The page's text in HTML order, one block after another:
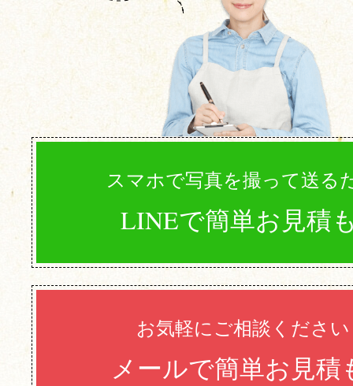
スマホで写真を撮って送る
LINEで簡単お見積
お気軽にご相談くださ
メールで簡単お見積